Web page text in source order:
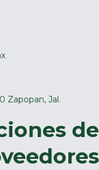
Zapopan, Jal.
de